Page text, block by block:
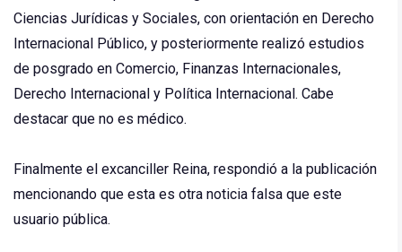
Ciencias Jurídicas y Sociales, con orientación en Derecho
Internacional Público, y posteriormente realizó estudios
de posgrado en Comercio, Finanzas Internacionales,
Derecho Internacional y Política Internacional. Cabe
destacar que no es médico.
Finalmente el excanciller Reina, respondió a la publicación
mencionando que esta es otra noticia falsa que este
usuario pública.